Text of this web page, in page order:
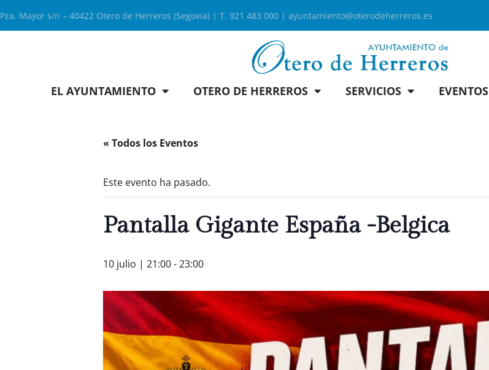
Pza. Mayor s/n – 40422 Otero de Herreros (Segovia) | T. 921 483 000 | ayuntamiento@oterodeherreros.es
EL AYUNTAMIENTO OTERO DE HERREROS SERVICIOS EVENTOS
« Todos los Eventos
Este evento ha pasado.
Pantalla Gigante España -Belgica
10 julio | 21:00-23:00